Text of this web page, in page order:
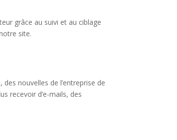
grâce au suivi et au ciblage
site.
nouvelles de l’entreprise de
recevoir d’e-mails, des